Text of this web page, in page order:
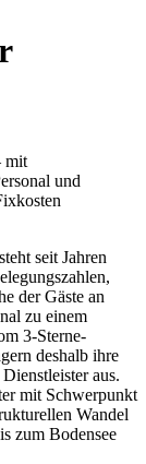
mit
und
seit Jahren
der Gäste an
zu einem
3-Sterne-
deshalb ihre
aus.
mit Schwerpunkt
Wandel
zum Bodensee